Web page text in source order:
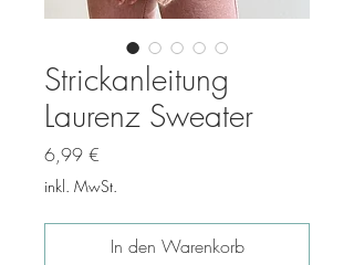
Strickanleitung
Laurenz Sweater
6,99 €
inkl. MwSt.
In den Warenkorb